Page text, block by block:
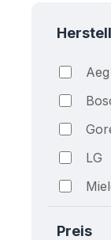
Aeg
LG
Preis